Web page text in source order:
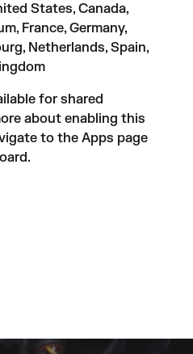
States, Canada,
France, Germany,
Netherlands, Spain,
for shared
about enabling this
to the Apps page